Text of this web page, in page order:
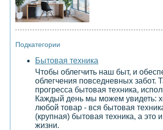
Подкатегории
Бытовая техника
Чтобы облегчить наш быт, и
облегчения повседневных забот.
прогресса бытовая техника,
Каждый день мы можем увидеть:
любой товар - вся бытовая
(крупная) бытовая техника, а это
жизни.